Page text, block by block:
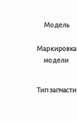
Модель
Маркировка
модели
Тип запчасти